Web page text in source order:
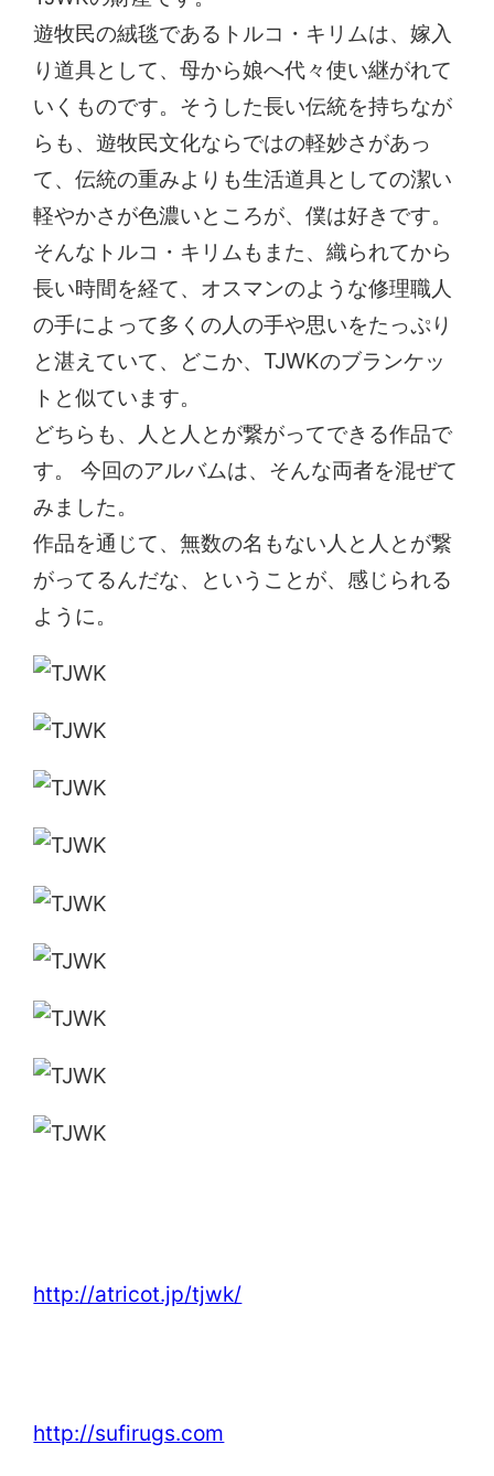
遊牧民の絨毯であるトルコ・キリムは、嫁入
り道具として、母から娘へ代々使い継がれて
いくものです。そうした長い伝統を持ちなが
らも、遊牧民文化ならではの軽妙さがあっ
て、伝統の重みよりも生活道具としての潔い
軽やかさが色濃いところが、僕は好きです。
そんなトルコ・キリムもまた、織られてから
長い時間を経て、オスマンのような修理職人
の手によって多くの人の手や思いをたっぷり
と湛えていて、どこか、TJWKのブランケッ
トと似ています。
どちらも、人と人とが繋がってできる作品で
す。 今回のアルバムは、そんな両者を混ぜて
みました。
作品を通じて、無数の名もない人と人とが繋
がってるんだな、ということが、感じられる
ように。
http://atricot.jp/tjwk/
http://sufirugs.com